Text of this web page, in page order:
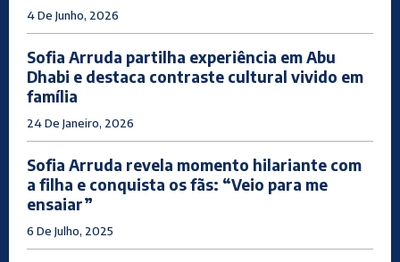
4 De Junho, 2026
Sofia Arruda partilha experiência em Abu
Dhabi e destaca contraste cultural vivido em
família
24 De Janeiro, 2026
Sofia Arruda revela momento hilariante com
a filha e conquista os fãs: “Veio para me
ensaiar”
6 De Julho, 2025